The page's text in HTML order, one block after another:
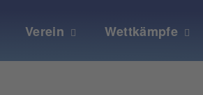
Verein Wettkämpfe